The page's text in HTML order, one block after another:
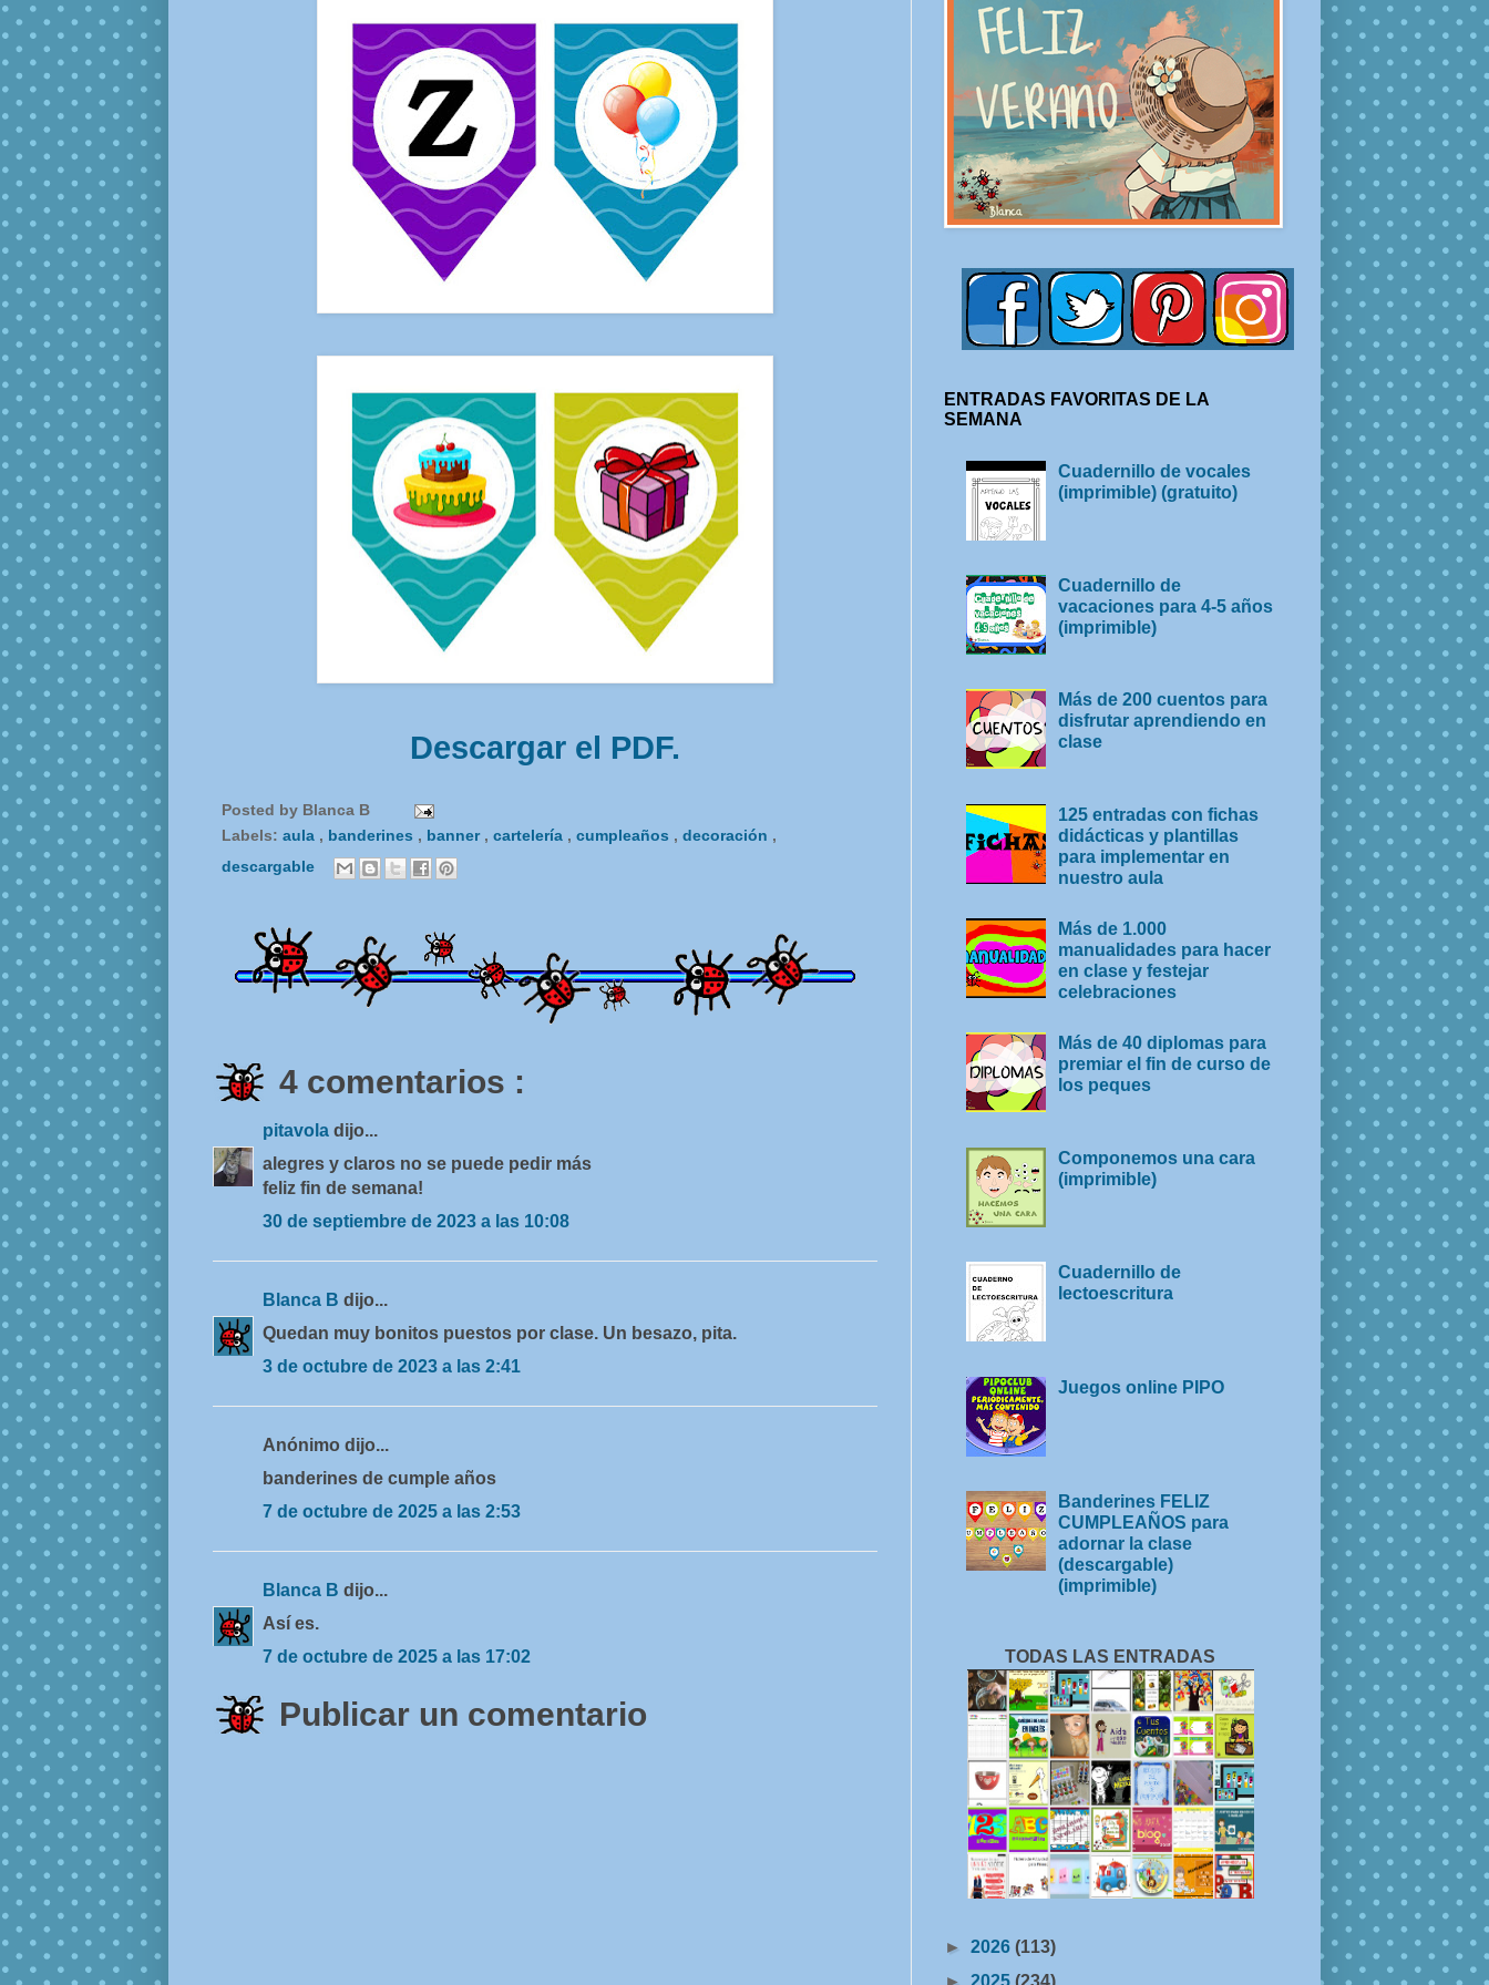
Descargar el PDF.
Posted by Blanca B
Labels: aula , banderines , banner , cartelería , cumpleaños , decoración ,
descargable
4 comentarios :
pitavola dijo...
alegres y claros no se puede pedir más
feliz fin de semana!
30 de septiembre de 2023 a las 10:08
Blanca B dijo...
Quedan muy bonitos puestos por clase. Un besazo, pita.
3 de octubre de 2023 a las 2:41
Anónimo dijo...
banderines de cumple años
7 de octubre de 2025 a las 2:53
Blanca B dijo...
Así es.
7 de octubre de 2025 a las 17:02
Publicar un comentario
ENTRADAS FAVORITAS DE LA
SEMANA
Cuadernillo de vocales
(imprimible) (gratuito)
Cuadernillo de
vacaciones para 4-5 años
(imprimible)
Más de 200 cuentos para
disfrutar aprendiendo en
clase
125 entradas con fichas
didácticas y plantillas
para implementar en
nuestro aula
Más de 1.000
manualidades para hacer
en clase y festejar
celebraciones
Más de 40 diplomas para
premiar el fin de curso de
los peques
Componemos una cara
(imprimible)
Cuadernillo de
lectoescritura
Juegos online PIPO
Banderines FELIZ
CUMPLEAÑOS para
adornar la clase
(descargable)
(imprimible)
TODAS LAS ENTRADAS
► 2026 (113)